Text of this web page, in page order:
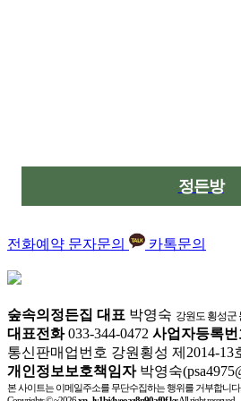
정든방
전화예약 문자문의 카톡문의
숲속의정든집 대표 박영숙 강원도 횡성군
대표전화033-344-0472 사업자등록번
통신판매업번호 강원횡성 제2014-13
개인정보보호책임자 박영숙
본 사이트는 이메일주소를 무단수집하는 행위를 거부합니다